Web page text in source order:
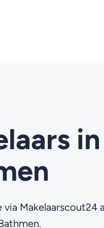
in
via Makelaarscout24